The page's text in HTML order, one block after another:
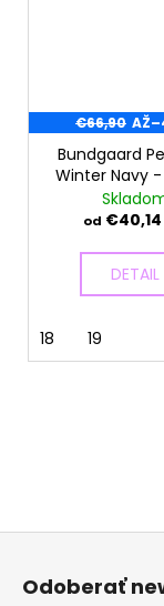
€66,90 AŽ
Bundgaard
Winter Navy
od €40,14
DETAIL
18 19
Z
Odoberať